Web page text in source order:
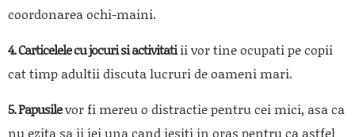
coordonarea ochi-maini.
4. Carticelele cu jocuri si activitatiii vor tine ocupati pe copii
cat timp adultii discuta lucruri de oameni mari.
5. Papusilevor fi mereu o distractie pentru cei mici, asa ca
nu ezita sa ii iei una cand iesiti in oras pentru ca astfel